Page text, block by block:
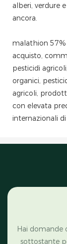
alberi, verdure
ancora.
malathion 57%
acquisto,
pesticidi
organici,
agricoli,
con elevata
internazionali
Hai domande
sottostante